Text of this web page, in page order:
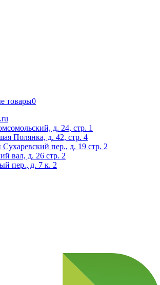
товары0
д. 24, стр. 1
Полянка, д. 42, стр. 4
пер., д. 19 стр. 2
вал, д. 26 стр. 2
пер., д. 7 к. 2